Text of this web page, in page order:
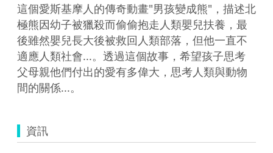
這個愛斯基摩人的傳奇動畫"男孩變成熊"，描述北
極熊因幼子被獵殺而偷偷抱走人類嬰兒扶養，最
後雖然嬰兒長大後被救回人類部落，但他一直不
適應人類社會...。透過這個故事，希望孩子思考
父母親他們付出的愛有多偉大，思考人類與動物
間的關係...。
資訊